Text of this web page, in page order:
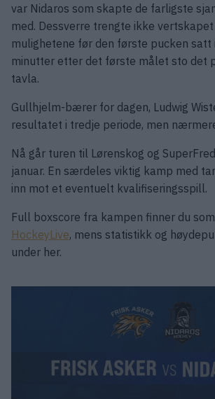
var Nidaros som skapte de farligste
med. Dessverre trengte ikke
mulighetene før den første pucken satt
minutter etter det første målet sto det
tavla.
Gullhjelm-bærer for dagen, Ludwig
resultatet i tredje periode, men
Nå går turen til Lørenskog og
januar. En særdeles viktig kamp med
inn mot et eventuelt kvalifiseringsspill.
Full boxscore fra kampen finner du
HockeyLive, mens statistikk og
under her.